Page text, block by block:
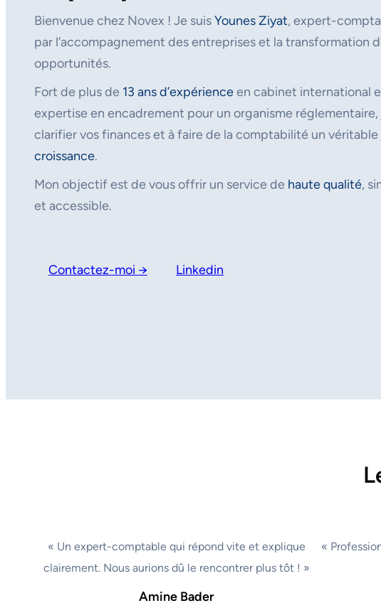
Bienvenue chez Novex ! Je suisYounes Ziyat, expert-
par l’accompagnement des entreprises et la transformation
opportunités.
Fort de plus de 13 ans d’expérienceen cabinet international
expertise en encadrement pour un organisme réglementaire,
clarifier vos finances et à faire de la comptabilité un
croissance.
Mon objectif est de vous offrir un service de haute qualité,
et accessible.
Contactez-moi → Linkedin
« Un expert-comptable qui répond vite et explique
clairement. Nous aurions dû le rencontrer plus tôt ! »
Amine Bader
«